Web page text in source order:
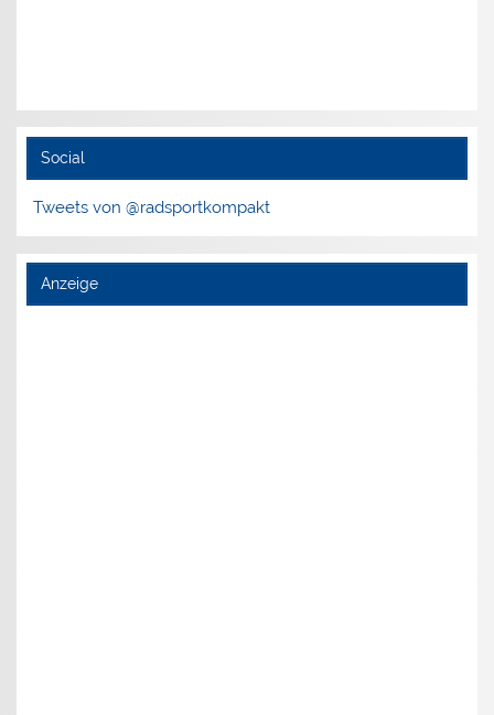
Social
Tweets von @radsportkompakt
Anzeige